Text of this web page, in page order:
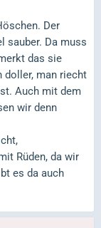
Der
sauber. Da muss
das sie
doller, man riecht
Auch mit dem
wir denn
Rüden, da wir
es da auch